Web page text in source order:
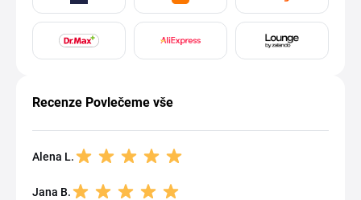
Recenze Povlečeme vše
Alena L.
Jana B.